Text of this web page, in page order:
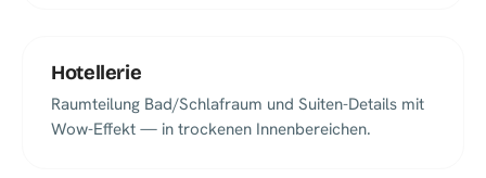
Hotellerie
Raumteilung Bad/Schlafraum und Suiten-Details mit
Wow-Effekt — in trockenen Innenbereichen.